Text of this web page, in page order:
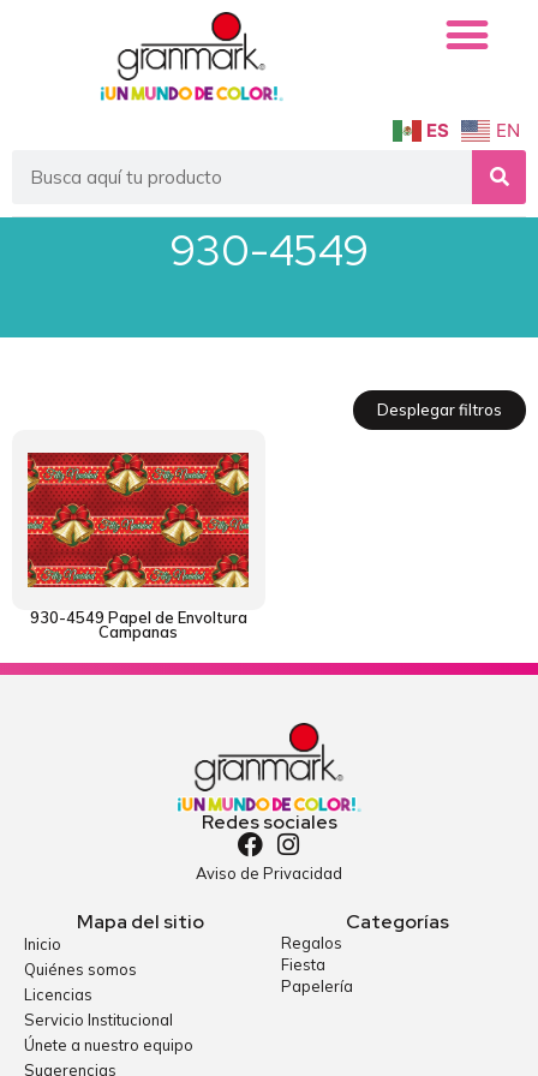
ES EN
930-4549
Desplegar filtros
930-4549 Papel de Envoltura
Campanas
Redes sociales
Aviso de Privacidad
Mapa del sitio
Inicio
Quiénes somos
Licencias
Servicio Institucional
Únete a nuestro equipo
Sugerencias
Categorías
Regalos
Fiesta
Papelería